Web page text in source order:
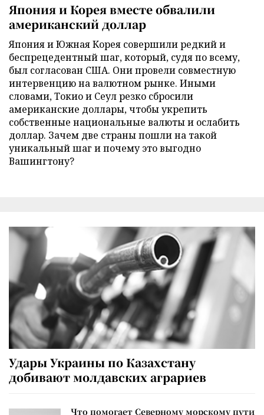
Япония и Корея вместе обвалили
американский доллар
Япония и Южная Корея совершили редкий и
беспрецедентный шаг, который, судя по всему,
был согласован США. Они провели совместную
интервенцию на валютном рынке. Иными
словами, Токио и Сеул резко сбросили
американские доллары, чтобы укрепить
собственные национальные валюты и ослабить
доллар. Зачем две страны пошли на такой
уникальный шаг и почему это выгодно
Вашингтону?
Удары Украины по Казахстану
добивают молдавских аграриев
Что помогает Северному морскому пути